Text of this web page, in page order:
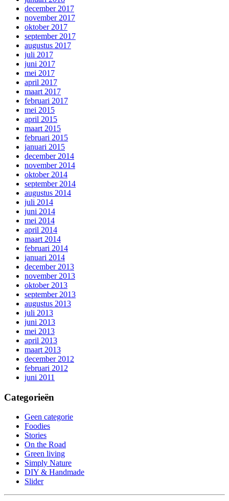
december 2017
november 2017
oktober 2017
september 2017
augustus 2017
juli 2017
juni 2017
mei 2017
april 2017
maart 2017
februari 2017
mei 2015
april 2015
maart 2015
februari 2015
januari 2015
december 2014
november 2014
oktober 2014
september 2014
augustus 2014
juli 2014
juni 2014
mei 2014
april 2014
maart 2014
februari 2014
januari 2014
december 2013
november 2013
oktober 2013
september 2013
augustus 2013
juli 2013
juni 2013
mei 2013
april 2013
maart 2013
december 2012
februari 2012
juni 2011
Categorieën
Geen categorie
Foodies
Stories
On the Road
Green living
Simply Nature
DIY & Handmade
Slider